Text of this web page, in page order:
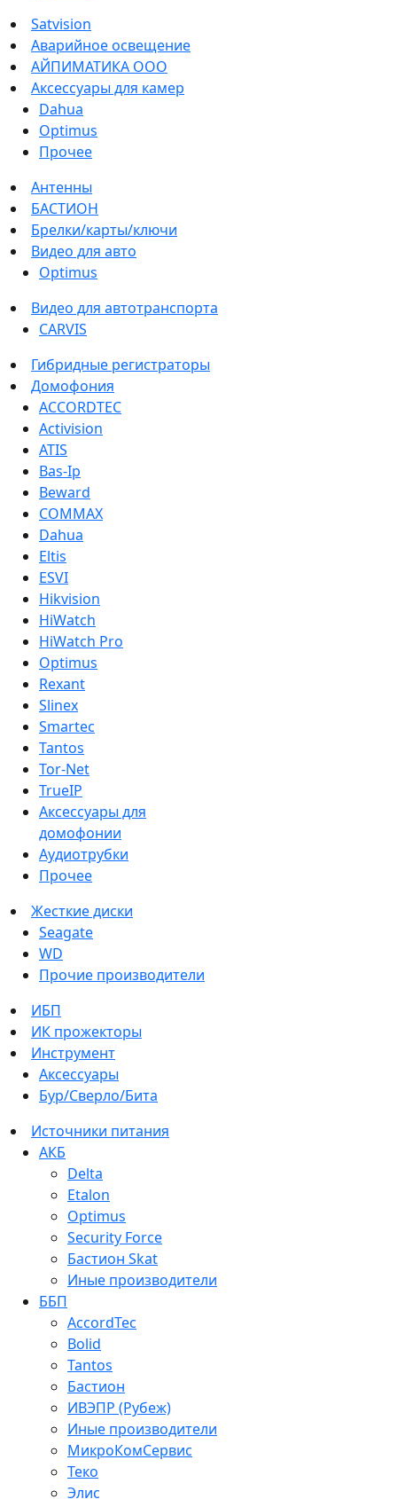
Satvision
Аварийное освещение
АЙПИМАТИКА ООО
Аксессуары для камер
Dahua
Optimus
Прочее
Антенны
БАСТИОН
Брелки/карты/ключи
Видео для авто
Optimus
Видео для автотранспорта
CARVIS
Гибридные регистраторы
Домофония
ACCORDTEC
Activision
ATIS
Bas-Ip
Beward
COMMAX
Dahua
Eltis
ESVI
Hikvision
HiWatch
HiWatch Pro
Optimus
Rexant
Slinex
Smartec
Tantos
Tor-Net
TrueIP
Аксессуары для
домофонии
Аудиотрубки
Прочее
Жесткие диски
Seagate
WD
Прочие производители
ИБП
ИК прожекторы
Инструмент
Аксессуары
Бур/Сверло/Бита
Источники питания
АКБ
Delta
Etalon
Optimus
Security Force
Бастион Skat
Иные производители
ББП
AccordTec
Bolid
Tantos
Бастион
ИВЭПР (Рубеж)
Иные производители
МикроКомСервис
Теко
Элис